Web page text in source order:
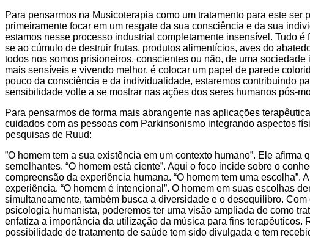
Para pensarmos na Musicoterapia como um tratamento para este
primeiramente focar em um resgate da sua consciência e da sua
estamos nesse processo industrial completamente insensível. Tudo
se ao cúmulo de destruir frutas, produtos alimentícios, aves do
todos nos somos prisioneiros, conscientes ou não, de uma
mais sensíveis e vivendo melhor, é colocar um papel de parede
pouco da consciência e da individualidade, estaremos contribuindo
sensibilidade volte a se mostrar nas ações dos seres humanos pós-
Para pensarmos de forma mais abrangente nas aplicações
cuidados com as pessoas com Parkinsonismo integrando aspectos
pesquisas de Ruud:
”O homem tem a sua existência em um contexto humano”. Ele
semelhantes. “O homem está ciente”. Aqui o foco incide sobre o
compreensão da experiência humana. “O homem tem uma
experiência. “O homem é intencional”. O homem em suas escolhas
simultaneamente, também busca a diversidade e o desequilibro.
psicologia humanista, poderemos ter uma visão ampliada de como
enfatiza a importância da utilização da música para fins
possibilidade de tratamento de saúde tem sido divulgada e tem